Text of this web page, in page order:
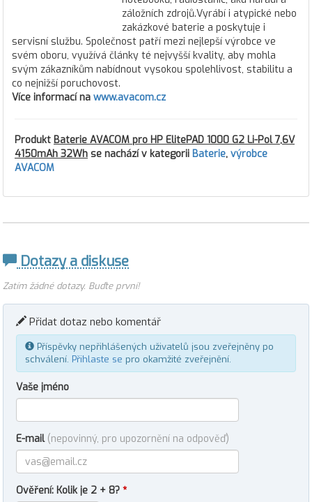
záložních zdrojů.Vyrábí i atypické nebo
zakázkové baterie a poskytuje i
servisní službu. Společnost patří mezi nejlepší výrobce ve
svém oboru, využívá články té nejvyšší kvality, aby mohla
svým zákazníkům nabídnout vysokou spolehlivost, stabilitu a
co nejnižší poruchovost.
Více informací na www.avacom.cz
Produkt Baterie AVACOM pro HP ElitePAD 1000 G2 Li-Pol 7,6V
4150mAh 32Wh se nachází v kategorii Baterie, výrobce
AVACOM
Dotazy a diskuse
Zatím žádné dotazy. Buďte první!
Přidat dotaz nebo komentář
Příspěvky nepřihlášených uživatelů jsou zveřejněny po
schválení. Přihlaste se pro okamžité zveřejnění.
Vaše jméno
E-mail (nepovinný, pro upozornění na odpověď)
Ověření: Kolik je 2 + 8? *